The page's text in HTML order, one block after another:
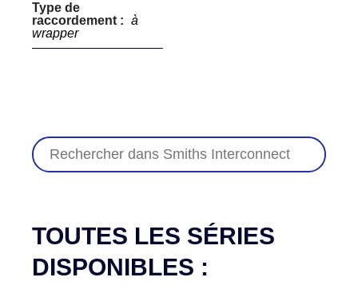
Type de
raccordement : à
wrapper
TOUTES LES SÉRIES
DISPONIBLES :